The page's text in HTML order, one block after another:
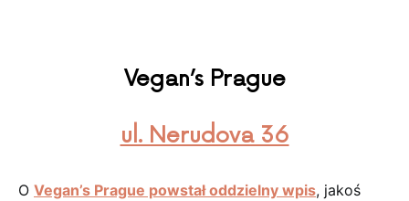
Vegan’s Prague
ul. Nerudova 36
O Vegan’s Prague powstał oddzielny wpis, jakoś